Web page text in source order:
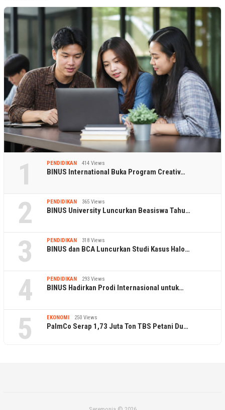
1 PENDIDIKAN 414 Views
BINUS International Buka Program Creativ…
2 PENDIDIKAN 365 Views
BINUS University Luncurkan Beasiswa Tahu…
3 PENDIDIKAN 318 Views
BINUS dan BCA Luncurkan Studi Kasus Halo…
4 PENDIDIKAN 293 Views
BINUS Hadirkan Prodi Internasional untuk…
5 EKONOMI 250 Views
PalmCo Serap 1,73 Juta Ton TBS Petani Du…